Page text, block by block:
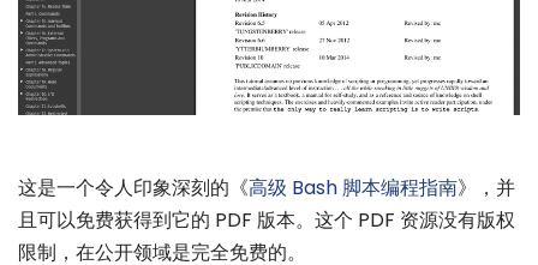
这是一个令人印象深刻的《高级 Bash 脚本编程指南》，并
且可以免费获得到它的 PDF 版本。这个 PDF 资源没有版权
限制，在公开领域是完全免费的。